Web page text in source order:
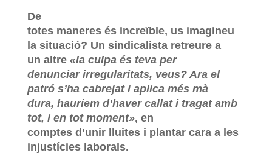
De
totes maneres és increïble, us imagineu
la situació? Un sindicalista retreure a
un altre «la culpa és teva per
denunciar irregularitats, veus? Ara el
patró s’ha cabrejat i aplica més mà
dura, hauríem d’haver callat i tragat amb
tot, i en tot moment», en
comptes d’unir lluites i plantar cara a les
injustícies laborals.